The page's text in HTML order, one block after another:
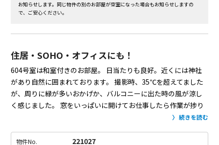
お知らせします。同じ物件の別のお部屋が空室になった場合もお知らせしますの
で、ご安心ください。
住居・SOHO・オフィスにも！
604号室は和室付きのお部屋。
日当たりも良好。近くには神社
があり自然に囲まれております。 撮影時、35℃を超えてました
が、周りに緑が多いおかげか、バルコニーに出た時の風が涼し
く感じました。
窓をいっぱいに開けてお仕事したら作業が捗り
号室によって、ゴリゴリにリノベーションされてたり、
していたり、と
それぞれのお部屋の特徴を生かしつつ、センス
続きを読む
物件No. 221027